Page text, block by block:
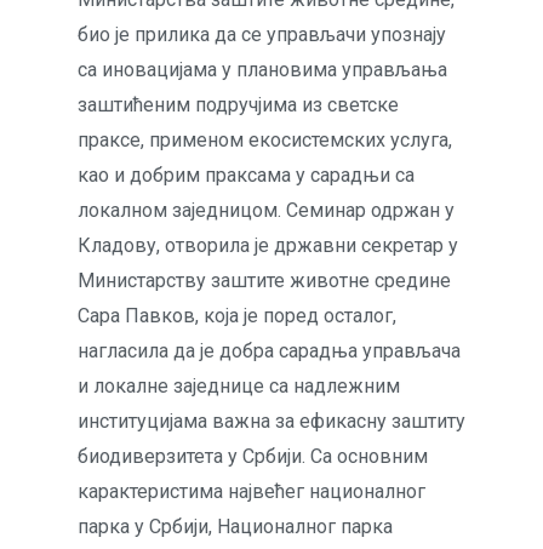
био је прилика да се управљачи упознају
са иновацијама у плановима управљања
заштићеним подручјима из светске
праксе, применом екосистемских услуга,
као и добрим праксама у сарадњи са
локалном заједницом. Семинар одржан у
Кладову, отворила је државни секретар у
Министарству заштите животне средине
Сара Павков, која је поред осталог,
нагласила да је добра сарадња управљача
и локалне заједнице са надлежним
институцијама важна за ефикасну заштиту
биодиверзитета у Србији. Са основним
карактеристима највећег националног
парка у Србији, Националног парка